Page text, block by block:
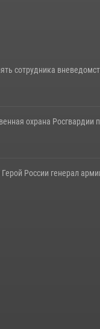
сотрудника
охрана Росгвардии
России генерал